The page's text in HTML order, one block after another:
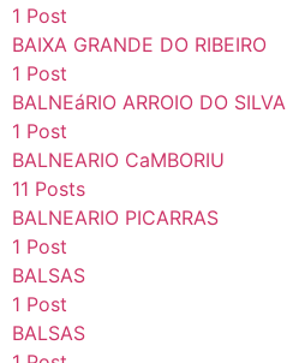
1 Post
BAIXA GRANDE DO RIBEIRO
1 Post
BALNEáRIO ARROIO DO SILVA
1 Post
BALNEARIO CaMBORIU
11 Posts
BALNEARIO PICARRAS
1 Post
BALSAS
1 Post
BALSAS